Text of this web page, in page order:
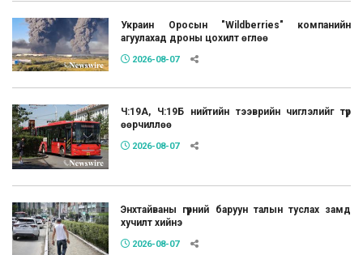
Украин Оросын "Wildberries" компанийн
агуулахад дроны цохилт өглөө
2026-08-07
Ч:19А, Ч:19Б нийтийн тээврийн чиглэлийг түр
өөрчиллөө
2026-08-07
Энхтайваны гүүрний баруун талын туслах замд
хучилт хийнэ
2026-08-07